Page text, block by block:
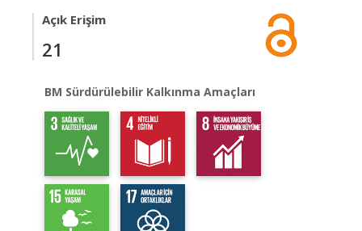
Açık Erişim
21
BM Sürdürülebilir Kalkınma Amaçları